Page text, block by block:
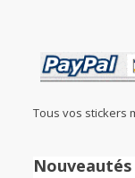
Tous vos
Nouveautés